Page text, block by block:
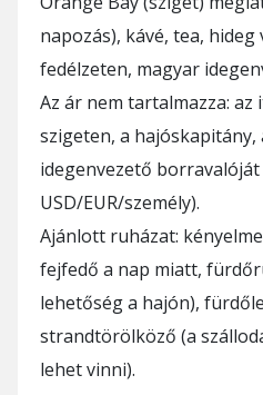
napozás), kávé, tea,
fedélzeten, magyar
Az ár nem tartalmazza: az
szigeten, a hajóskapitány,
idegenvezető borravalóját
USD/EUR/személy).
Ajánlott ruházat:
fejfedő a nap miatt,
lehetőség a hajón),
strandtörölköző (a
lehet vinni).